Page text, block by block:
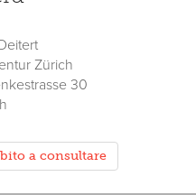
Zürich
30
a consultare